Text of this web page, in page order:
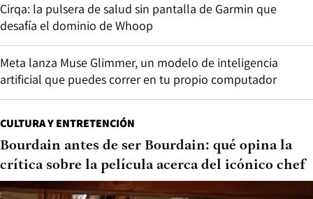
Cirqa: la pulsera de salud sin pantalla de Garmin que
desafía el dominio de Whoop
Meta lanza Muse Glimmer, un modelo de inteligencia
artificial que puedes correr en tu propio computador
CULTURA Y ENTRETENCIÓN
Bourdain antes de ser Bourdain: qué opina la
crítica sobre la película acerca del icónico chef